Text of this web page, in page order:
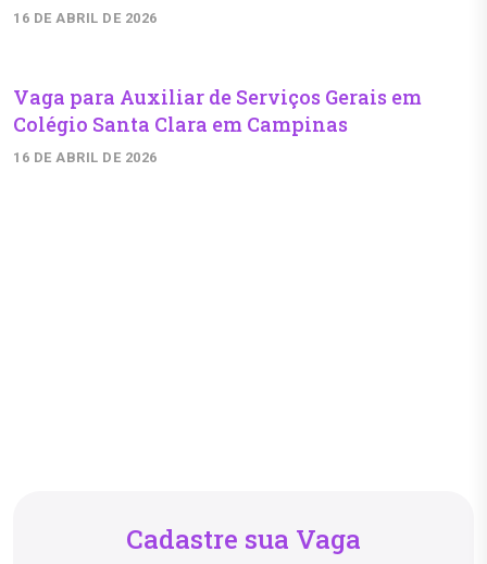
16 DE ABRIL DE 2026
Vaga para Auxiliar de Serviços Gerais em
Colégio Santa Clara em Campinas
16 DE ABRIL DE 2026
Cadastre sua Vaga